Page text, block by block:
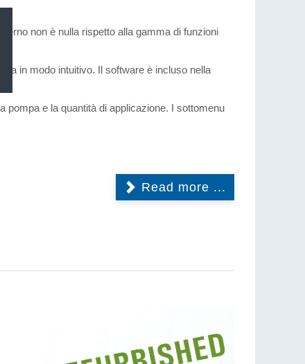
non è nulla rispetto alla gamma di funzioni
in modo intuitivo. Il software è incluso nella
pompa e la quantità di applicazione. I sottomenu
Read more ...